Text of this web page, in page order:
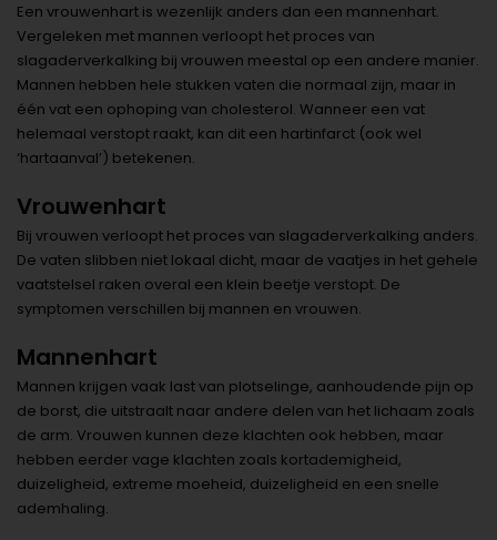
Een vrouwenhart is wezenlijk anders dan een mannenhart.
Vergeleken met mannen verloopt het proces van
slagaderverkalking bij vrouwen meestal op een andere manier.
Mannen hebben hele stukken vaten die normaal zijn, maar in
één vat een ophoping van cholesterol. Wanneer een vat
helemaal verstopt raakt, kan dit een hartinfarct (ook wel
‘hartaanval’) betekenen.
Vrouwenhart
Bij vrouwen verloopt het proces van slagaderverkalking anders.
De vaten slibben niet lokaal dicht, maar de vaatjes in het gehele
vaatstelsel raken overal een klein beetje verstopt. De
symptomen verschillen bij mannen en vrouwen.
Mannenhart
Mannen krijgen vaak last van plotselinge, aanhoudende pijn op
de borst, die uitstraalt naar andere delen van het lichaam zoals
de arm. Vrouwen kunnen deze klachten ook hebben, maar
hebben eerder vage klachten zoals kortademigheid,
duizeligheid, extreme moeheid, duizeligheid en een snelle
ademhaling.